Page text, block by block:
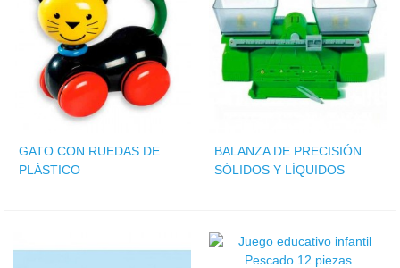
GATO CON RUEDAS DE
PLÁSTICO
BALANZA DE PRECISIÓN
SÓLIDOS Y LÍQUIDOS